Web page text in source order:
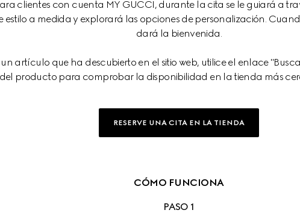
clientes con cuenta MY GUCCI, durante la cita se le guiará a
estilo a medida y explorará las opciones de personalización.
dará la bienvenida.
un artículo que ha descubierto en el sitio web, utilice el enlace
producto para comprobar la disponibilidad en la tienda más
RESERVE UNA CITA EN LA TIENDA
CÓMO FUNCIONA
PASO 1